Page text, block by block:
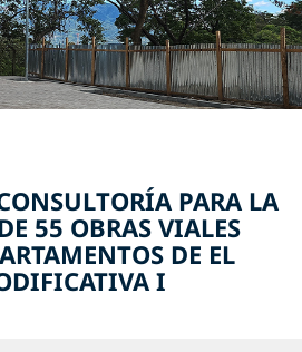
PARA LA
55 OBRAS VIALES
DE EL
I